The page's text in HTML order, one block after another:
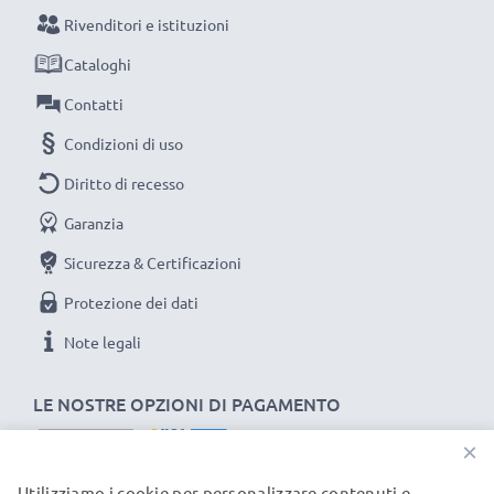
raggiungimento di efficienza desiderata ricarica
completamente le batterie prima d‘impiegarle.
Non lasciarti scappare neanche uno scatto con
questo caricabatteria intelligente, con schermo
LCD, marcato CELLONIC. Ordina ora, spedizione
rapida e 3 anni di garanzia!
LE NOSTRE OPZIONI DI PAGAMENTO
Rivenditori e istituzioni
Cataloghi
Contatti
Condizioni di uso
Diritto di recesso
Garanzia
Sicurezza & Certificazioni
Protezione dei dati
Note legali
×